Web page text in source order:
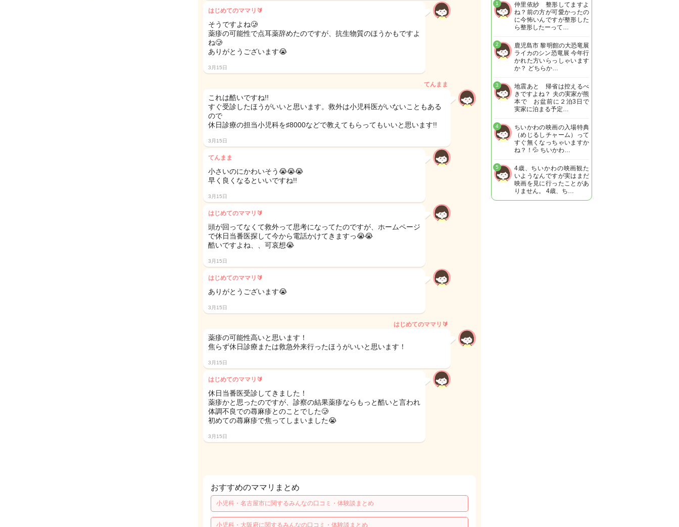
はじめてのママリ🔰
そうですよね🥲
薬疹の可能性で点耳薬辞めたのですが、抗生物質のほうかもですよ
ね🥲
ありがとうございます😭
3月15日
てんまま
これは酷いですね!!
すぐ受診したほうがいいと思います。救外は小児科医がいないこともある
ので
休日診療の担当小児科を♯8000などで教えてもらってもいいと思います!!
3月15日
てんまま
小さいのにかわいそう😭😭😭
早く良くなるといいですね!!
3月15日
はじめてのママリ🔰
頭が回ってなくて救外って思考になってたのですが、ホームページ
で休日当番医探して今から電話かけてきますっ😭😭
酷いですよね、、可哀想😭
3月15日
はじめてのママリ🔰
ありがとうございます😭
3月15日
はじめてのママリ🔰
薬疹の可能性高いと思います！
焦らず休日診療または救急外来行ったほうがいいと思います！
3月15日
はじめてのママリ🔰
休日当番医受診してきました！
薬疹かと思ったのですが、診察の結果薬疹ならもっと酷いと言われ
体調不良での蕁麻疹とのことでした🥲
初めての蕁麻疹で焦ってしまいました😭
3月15日
おすすめのママリまとめ
小児科・名古屋市に関するみんなの口コミ・体験談まとめ
小児科・大阪府に関するみんなの口コミ・体験談まとめ
仲里依紗 整形してますよ
ね？前の方が可愛かったの
に今怖いんですが整形した
ら整形したーって…
1
鹿児島市 黎明館の大恐竜展
ライカのシン恐竜展 今年行
かれた方いらっしゃいます
か？ どちらか…
2
地震あと 帰省は控えるべ
きですよね？ 夫の実家が熊
本で お盆前に２泊3日で
実家に泊まる予定…
3
ちいかわの映画の入場特典
（めじるしチャーム）って
すぐ無くなっちゃいますか
ね？！💦 ちいかわ…
4
4歳、ちいかわの映画観た
いようなんですが実はまだ
映画を見に行ったことがあ
りません。 4歳、ち…
5